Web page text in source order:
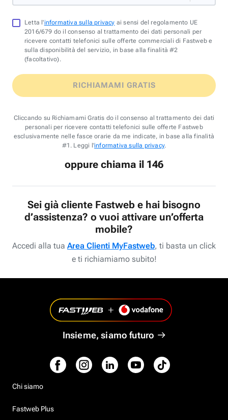
Letta l'informativa sulla privacy ai sensi del regolamento UE
2016/679 do il consenso al trattamento dei dati personali per
ricevere contatti telefonici sulle offerte commerciali di Fastweb e
sulla disponibilità del servizio, in base alla finalità #2
(facoltativo).
RICHIAMAMI GRATIS
Cliccando su Richiamami Gratis do il consenso al trattamento dei dati
personali per ricevere contatti telefonici sulle offerte Fastweb
esclusivamente nelle fasce orarie da me indicate, in base alla finalità
#1. Leggi l'informativa sulla privacy.
oppure chiama il 146
Sei già cliente Fastweb e hai bisogno
d’assistenza? o vuoi attivare un’offerta
mobile?
Accedi alla tua Area Clienti MyFastweb, ti basta un click
e ti richiamiamo subito!
Insieme, siamo futuro
Chi siamo
Fastweb Plus